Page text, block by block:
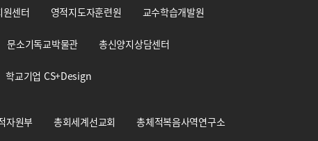
센터 영적지도자훈련원 교수학습개발원
문소기독교박물관 총신양지상담센터
학교기업 CS+Design
자원부 총회세계선교회 총체적복음사역연구소